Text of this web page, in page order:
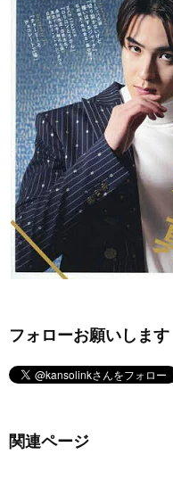
フォローお願いします
関連ページ